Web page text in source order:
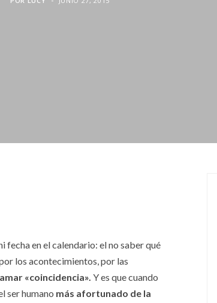
fecha en el calendario: el no saber qué
los acontecimientos, por las
«coincidencia». Y es que cuando
ser humano más afortunado de la